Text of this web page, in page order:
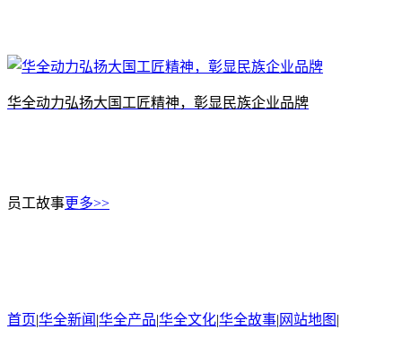
华全动力弘扬大国工匠精神，彰显民族企业品牌
员工故事更多>>
首页|华全新闻 |华全产品|华全文化|华全故事| 网站地图 |